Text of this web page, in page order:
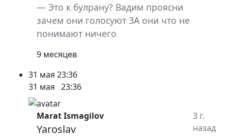
Это к булрану? Вадим проясни
зачем они голосуют ЗА они что не
понимают ничего
9 месяцев
31 мая 23:36
31 мая 23:36
Marat Ismagilov
Yaroslav
3 г.
назад